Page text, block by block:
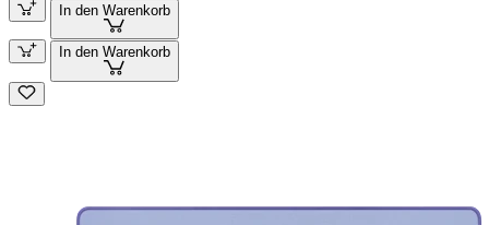
In den Warenkorb
In den Warenkorb